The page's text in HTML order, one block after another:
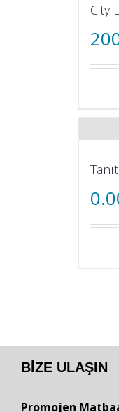
City
BIZE ULAŞIN
Promojen